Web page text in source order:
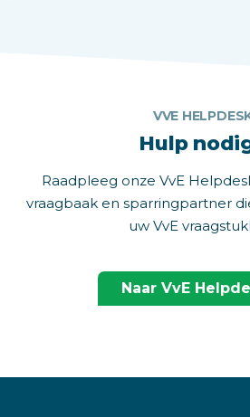
VVE
Hulp
Raadpleeg onze VvE
vraagbaak en sparringpartner
uw VvE
Naar VvE